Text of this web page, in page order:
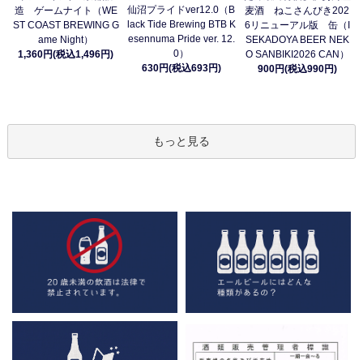
造 ゲームナイト（WE
ST COAST BREWING G
ame Night）
1,360円(税込1,496円)
仙沼プライドver12.0（B
lack Tide Brewing BTB K
esennuma Pride ver. 12.
0）
630円(税込693円)
麦酒 ねこさんびき202
6リニューアル版 缶（I
SEKADOYA BEER NEK
O SANBIKI2026 CAN）
900円(税込990円)
もっと見る